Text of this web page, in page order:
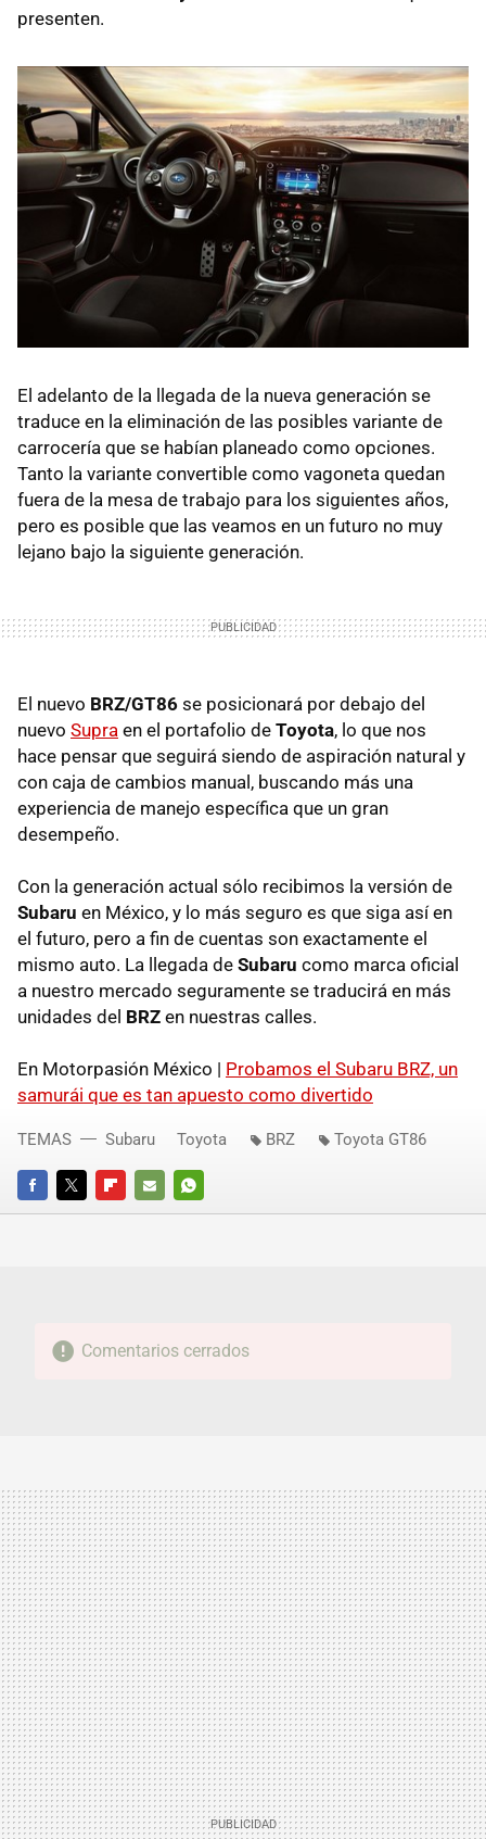
presenten.
El adelanto de la llegada de la nueva generación se
traduce en la eliminación de las posibles variante de
carrocería que se habían planeado como opciones.
Tanto la variante convertible como vagoneta quedan
fuera de la mesa de trabajo para los siguientes años,
pero es posible que las veamos en un futuro no muy
lejano bajo la siguiente generación.
El nuevo BRZ/GT86 se posicionará por debajo del
nuevo Supra en el portafolio de Toyota, lo que nos
hace pensar que seguirá siendo de aspiración natural y
con caja de cambios manual, buscando más una
experiencia de manejo específica que un gran
desempeño.
Con la generación actual sólo recibimos la versión de
Subaru en México, y lo más seguro es que siga así en
el futuro, pero a fin de cuentas son exactamente el
mismo auto. La llegada de Subaru como marca oficial
a nuestro mercado seguramente se traducirá en más
unidades del BRZ en nuestras calles.
En Motorpasión México | Probamos el Subaru BRZ, un
samurái que es tan apuesto como divertido
FACEBOOKTWITTERFLIPBOARD
E-
WHATSAPP
TEMAS Subaru Toyota BRZ Toyota GT86
Comentarios cerrados